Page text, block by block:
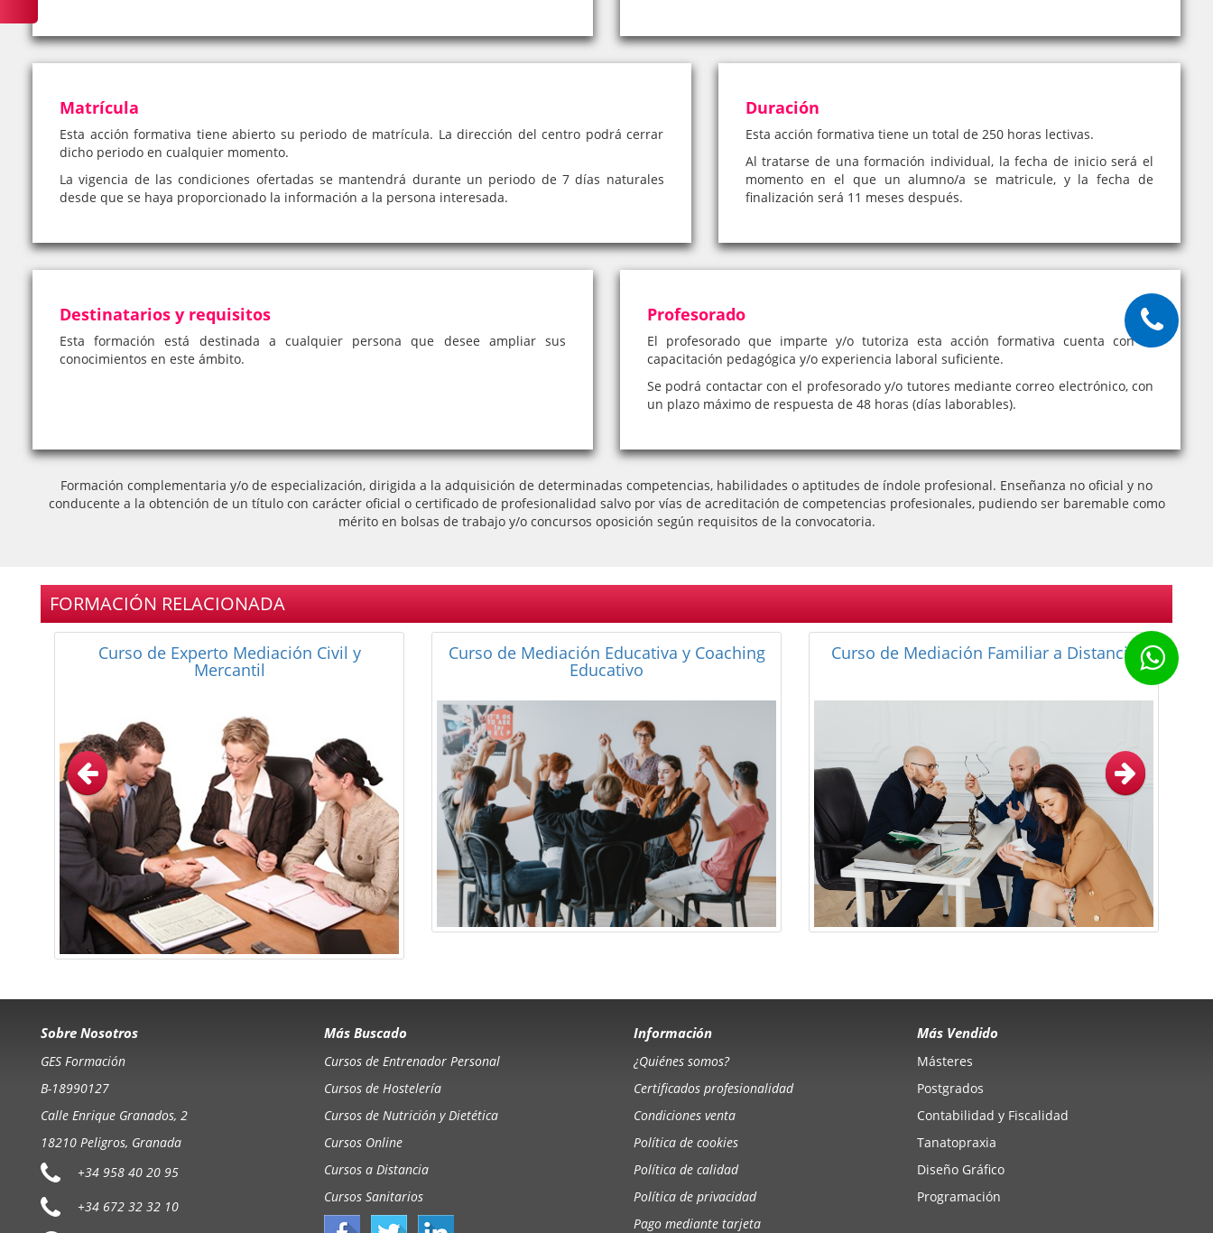
Matrícula
Esta acción formativa tiene abierto su periodo de matrícula. La dirección del centro podrá cerrar
dicho periodo en cualquier momento.
La vigencia de las condiciones ofertadas se mantendrá durante un periodo de 7 días naturales
desde que se haya proporcionado la información a la persona interesada.
Duración
Esta acción formativa tiene un total de 250 horas lectivas.
Al tratarse de una formación individual, la fecha de inicio será el
momento en el que un alumno/a se matricule, y la fecha de
finalización será 11 meses después.
Destinatarios y requisitos
Esta formación está destinada a cualquier persona que desee ampliar sus
conocimientos en este ámbito.
Profesorado
El profesorado que imparte y/o tutoriza esta acción formativa cuenta con la
capacitación pedagógica y/o experiencia laboral suficiente.
Se podrá contactar con el profesorado y/o tutores mediante correo electrónico, con
un plazo máximo de respuesta de 48 horas (días laborables).
Formación complementaria y/o de especialización, dirigida a la adquisición de determinadas competencias, habilidades o aptitudes de índole profesional. Enseñanza no oficial y no
conducente a la obtención de un título con carácter oficial o certificado de profesionalidad salvo por vías de acreditación de competencias profesionales, pudiendo ser baremable como
mérito en bolsas de trabajo y/o concursos oposición según requisitos de la convocatoria.
FORMACIÓN RELACIONADA
Curso Universitario de Mediación y
Coaching
Curso de Mediación Social Curso de Intervención Profesional en
GES Formación
B-18990127
Calle Enrique Granados, 2
18210 Peligros, Granada
+34 958 40 20 95
+34 672 32 32 10
+34 672 20 38 38
Cursos de Entrenador Personal
Cursos de Hostelería
Cursos de Nutrición y Dietética
Cursos Online
Cursos a Distancia
Cursos Sanitarios
¿Quiénes somos?
Certificados profesionalidad
Condiciones venta
Política de cookies
Política de calidad
Política de privacidad
Pago mediante tarjeta
Másteres
Postgrados
Contabilidad y Fiscalidad
Tanatopraxia
Diseño Gráfico
Programación